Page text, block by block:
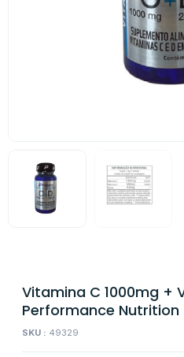
Vitamina C 1000mg +
Performance
SKU : 49329